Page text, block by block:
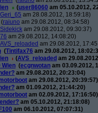
(user86060 am 05.10.2012,
Geri_65 am 28.08.2012, 18:59:18)
(raiuno am 29.08.2012, 08:34:58)
am 29.08.2012, 09:30:37)
am 29.08.2012, 14:08:20)
AVS_reloaded am 29.08.2012,
(Tintifax76 am 29.08.2012,
(AVS_reloaded am
Wien (ecgnwotan am 03.09.2012,
am 29.08.2012, 20:23:04)
am 29.08.2012, 20:39:57)
am 01.09.2012, 21:44:20)
am 02.09.2012, 17:16:50)
am 05.10.2012, 21:18:08)
F100 am 06.10.2012, 07:07:31)